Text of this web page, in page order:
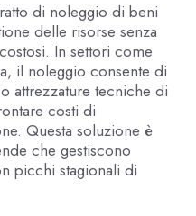
di noleggio di beni
delle risorse senza
In settori come
il noleggio consente di
attrezzature tecniche di
costi di
Questa soluzione è
che gestiscono
picchi stagionali di